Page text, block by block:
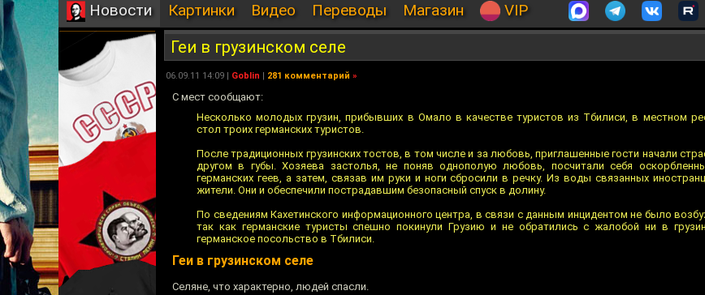
Новости Картинки Видео Переводы Магазин VIP
Геи в грузинском селе
06.09.11 14:09 | Goblin | 281 комментарий »
C мест сообщают:
Несколько молодых грузин, прибывших в Омало в качестве туристов из Тбилиси, в местном
стол троих германских туристов.
После традиционных грузинских тостов, в том числе и за любовь, приглашенные гости начали
другом в губы. Хозяева застолья, не поняв однополую любовь, посчитали себя
германских геев, а затем, связав им руки и ноги сбросили в речку. Из воды связанных
жители. Они и обеспечили пострадавшим безопасный спуск в долину.
По сведениям Кахетинского информационного центра, в связи с данным инцидентом не было
так как германские туристы спешно покинули Грузию и не обратились с жалобой ни в
германское посольство в Тбилиси.
Геи в грузинском селе
Селяне, что характерно, людей спасли.